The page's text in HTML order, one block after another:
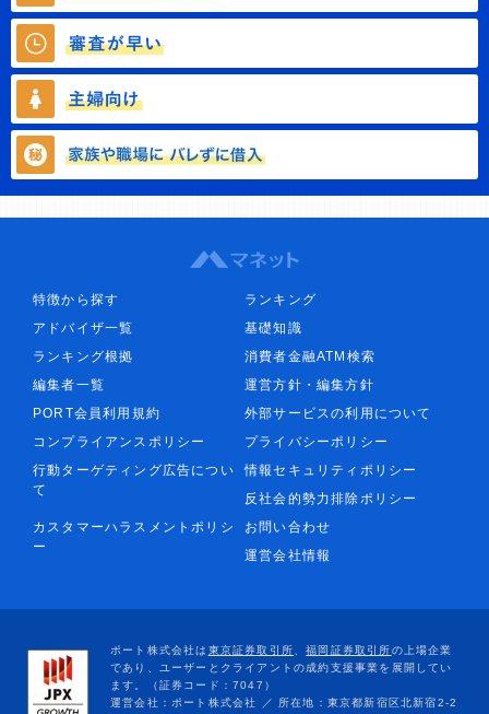
特徴から探す
ランキング
アドバイザ一覧
基礎知識
ランキング根拠
消費者金融ATM検索
編集者一覧
運営方針・編集方針
PORT会員利用規約
外部サービスの利用について
コンプライアンスポリシー
プライバシーポリシー
行動ターゲティング広告につい
て
情報セキュリティポリシー
反社会的勢力排除ポリシー
カスタマーハラスメントポリシ
ー
お問い合わせ
運営会社情報